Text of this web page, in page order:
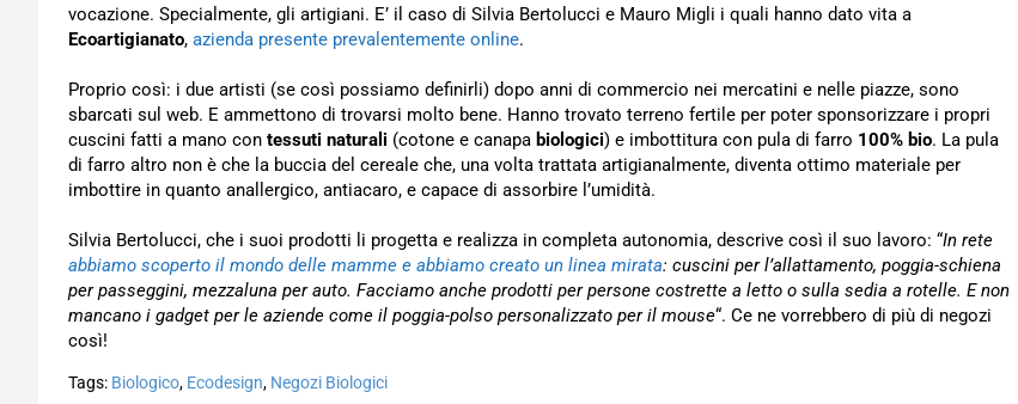
vocazione. Specialmente, gli artigiani. E’ il caso di Silvia Bertolucci e Mauro Migli i quali hanno dato vita a
Ecoartigianato, azienda presente prevalentemente online.
Proprio così: i due artisti (se così possiamo definirli) dopo anni di commercio nei mercatini e nelle piazze, sono
sbarcati sul web. E ammettono di trovarsi molto bene. Hanno trovato terreno fertile per poter sponsorizzare i propri
cuscini fatti a mano con tessuti naturali (cotone e canapa biologici) e imbottitura con pula di farro 100% bio. La pula
di farro altro non è che la buccia del cereale che, una volta trattata artigianalmente, diventa ottimo materiale per
imbottire in quanto anallergico, antiacaro, e capace di assorbire l’umidità.
Silvia Bertolucci, che i suoi prodotti li progetta e realizza in completa autonomia, descrive così il suo lavoro: “In rete
abbiamo scoperto il mondo delle mamme e abbiamo creato un linea mirata: cuscini per l’allattamento, poggia-schiena
per passeggini, mezzaluna per auto. Facciamo anche prodotti per persone costrette a letto o sulla sedia a rotelle. E non
mancano i gadget per le aziende come il poggia-polso personalizzato per il mouse“. Ce ne vorrebbero di più di negozi
così!
Tags: Biologico, Ecodesign, Negozi Biologici